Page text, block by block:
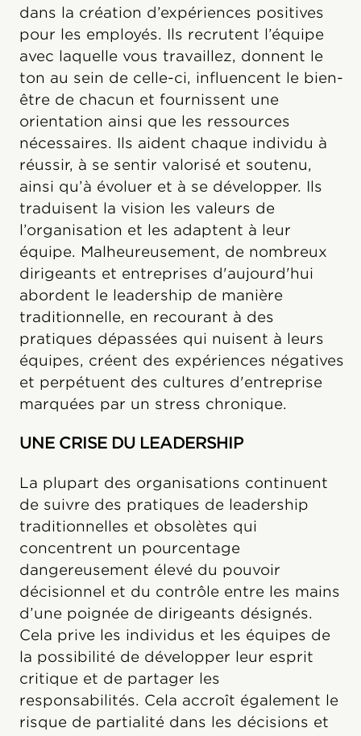
dans la création d’expériences positives
pour les employés. Ils recrutent l’équipe
avec laquelle vous travaillez, donnent le
ton au sein de celle-ci, influencent le bien-
être de chacun et fournissent une
orientation ainsi que les ressources
nécessaires. Ils aident chaque individu à
réussir, à se sentir valorisé et soutenu,
ainsi qu’à évoluer et à se développer. Ils
traduisent la vision les valeurs de
l’organisation et les adaptent à leur
équipe. Malheureusement, de nombreux
dirigeants et entreprises d'aujourd'hui
abordent le leadership de manière
traditionnelle, en recourant à des
pratiques dépassées qui nuisent à leurs
équipes, créent des expériences négatives
et perpétuent des cultures d'entreprise
marquées par un stress chronique.
UNE CRISE DU LEADERSHIP
La plupart des organisations continuent
de suivre des pratiques de leadership
traditionnelles et obsolètes qui
concentrent un pourcentage
dangereusement élevé du pouvoir
décisionnel et du contrôle entre les mains
d’une poignée de dirigeants désignés.
Cela prive les individus et les équipes de
la possibilité de développer leur esprit
critique et de partager les
responsabilités. Cela accroît également le
risque de partialité dans les décisions et